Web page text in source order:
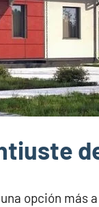
opción más